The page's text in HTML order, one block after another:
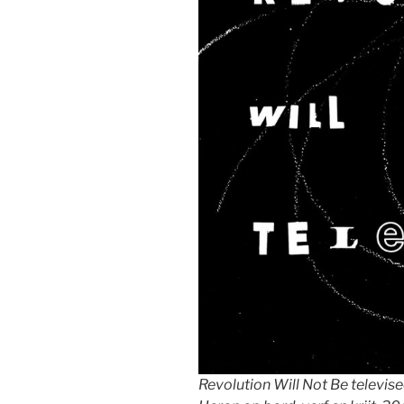
Revolution Will Not Be